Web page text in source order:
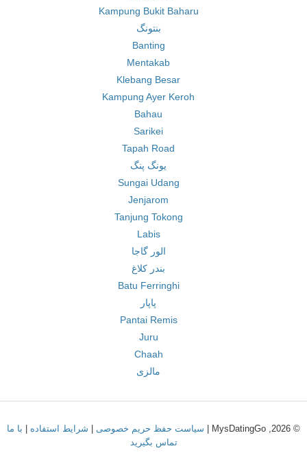
Kampung Bukit Baharu
بنتونگ
Banting
Mentakab
Klebang Besar
Kampung Ayer Keroh
Bahau
Sarikei
Tapah Road
یونگ پنگ
Sungai Udang
Jenjarom
Tanjung Tokong
Labis
الور گاجا
بندر کلاغ
Batu Ferringhi
پاپار
Pantai Remis
Juru
Chaah
مالزی
© 2026, MysDatingGo | سیاست حفظ حریم خصوصی شرایط استفاده
با ما
تماس بگیرید